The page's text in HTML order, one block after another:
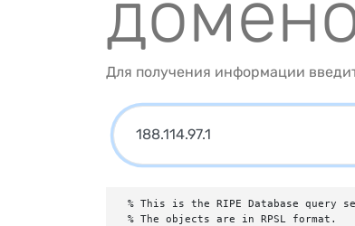
Для получения информации
% This is the RIPE Database query
% The objects are in RPSL format.